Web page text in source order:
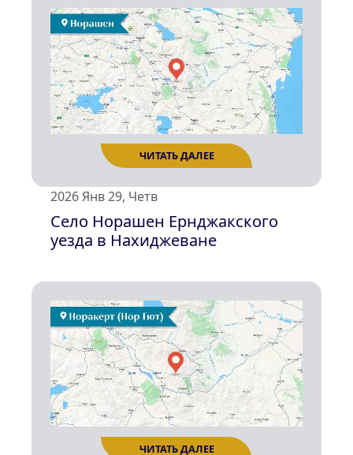
ЧИТАТЬ ДАЛЕЕ
2026 Янв 29, Четв
Село Норашен Ернджакского
уезда в Нахиджеване